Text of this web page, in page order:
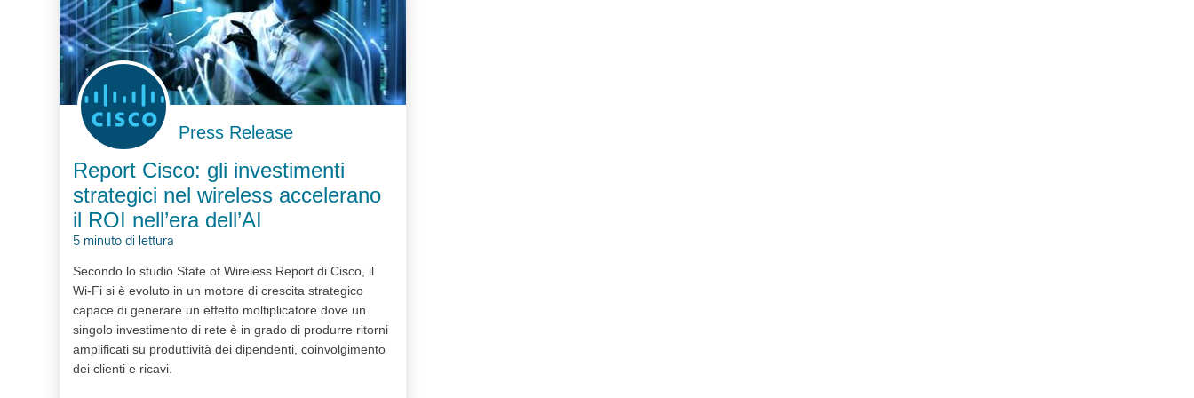
Press Release
Report Cisco: gli investimenti
strategici nel wireless accelerano
il ROI nell’era dell’AI
5 minuto di lettura
Secondo lo studio State of Wireless Report di Cisco, il
Wi-Fi si è evoluto in un motore di crescita strategico
capace di generare un effetto moltiplicatore dove un
singolo investimento di rete è in grado di produrre ritorni
amplificati su produttività dei dipendenti, coinvolgimento
dei clienti e ricavi.